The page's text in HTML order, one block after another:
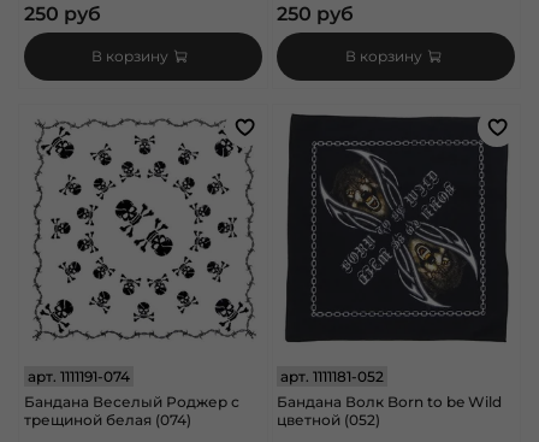
250 руб
В корзину
250 руб
В корзину
арт. 1111191-074
Бандана Веселый Роджер с
трещиной белая (074)
арт.1111181-052
Бандана Волк Born to be Wild
цветной (052)